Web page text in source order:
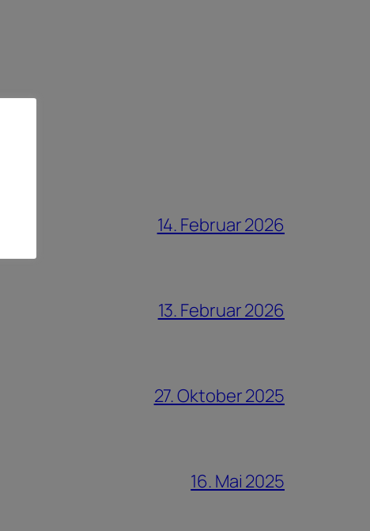
14. Februar 2026
13. Februar 2026
27. Oktober 2025
16. Mai 2025